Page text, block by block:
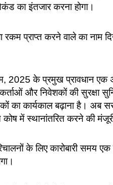
का इंतजार करना होगा।
प्राप्त करने वाले का नाम
2025 के प्रमुख प्रावधान एक
और निवेशकों की सुरक्षा
का कार्यकाल बढ़ाना है। अब
कोष में स्थानांतरित करने की
परिचालनों के लिए कारोबारी